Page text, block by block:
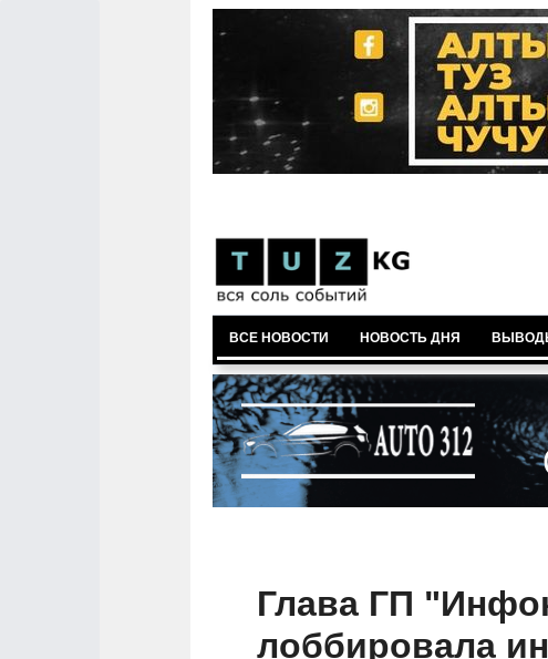
ВСЕ НОВОСТИ НОВОСТЬ ДНЯ
Глава ГП
лоббировала